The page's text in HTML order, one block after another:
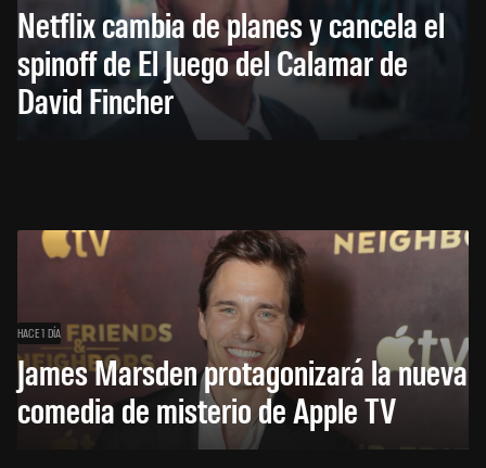
Netflix cambia de planes y cancela el
spinoff de El Juego del Calamar de
David Fincher
HACE 1 DÍA
James Marsden protagonizará la nueva
comedia de misterio de Apple TV